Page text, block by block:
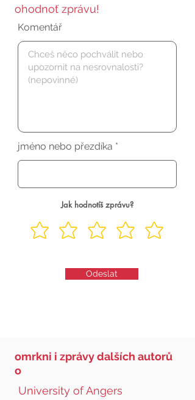
ohodnoť zprávu!
Komentář
jméno nebo přezdíka
Jak hodnotíš zprávu?
Odeslat
omrkni i zprávy dalších autorů
o
University of Angers